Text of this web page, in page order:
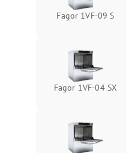
Fagor 1VF-09 S
Fagor 1VF-04 SX